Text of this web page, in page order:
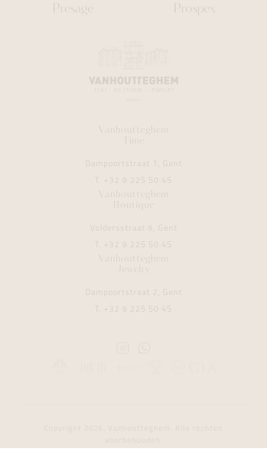
Presage Prospex
Vanhoutteghem
Time
Dampoortstraat 1, Gent
T. +32 9 225 50 45
Vanhoutteghem
Boutique
Voldersstraat 6, Gent
T. +32 9 225 50 45
Vanhoutteghem
Jewelry
Dampoortstraat 2, Gent
T. +32 9 225 50 45